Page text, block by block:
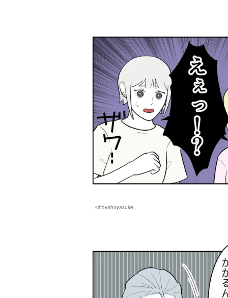
©hoyahoyasuke